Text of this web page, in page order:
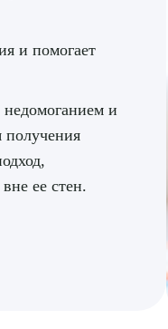
и помогает
недомоганием и
получения
ее стен.